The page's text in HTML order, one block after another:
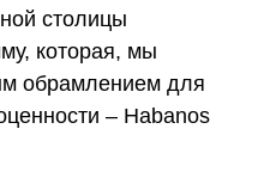
столицы
которая, мы
обрамлением для
– Habanos